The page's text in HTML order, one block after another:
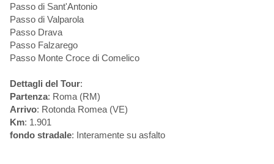
Passo di Sant'Antonio
Passo di Valparola
Passo Drava
Passo Falzarego
Passo Monte Croce di Comelico
Dettagli del Tour:
Partenza: Roma (RM)
Arrivo: Rotonda Romea (VE)
Km: 1.901
fondo stradale: Interamente su asfalto